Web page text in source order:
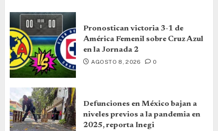
Pronostican victoria 3-1 de
América Femenil sobre Cruz Azul
en la Jornada 2
AGOSTO 8, 2026 0
Defunciones en México bajan a
niveles previos a la pandemia en
2025, reporta Inegi